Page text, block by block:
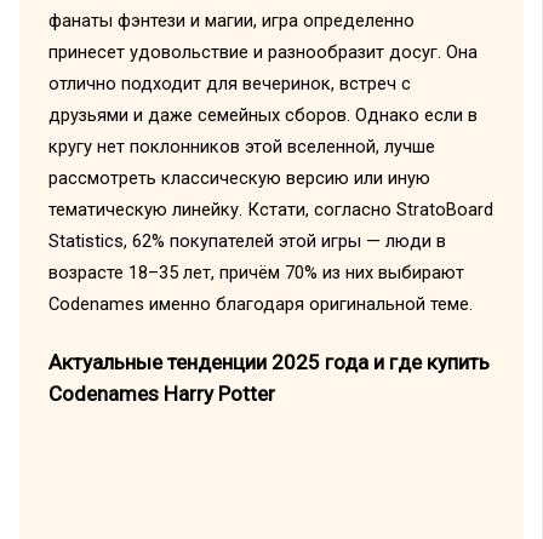
фанаты фэнтези и магии, игра определенно
принесет удовольствие и разнообразит досуг. Она
отлично подходит для вечеринок, встреч с
друзьями и даже семейных сборов. Однако если в
кругу нет поклонников этой вселенной, лучше
рассмотреть классическую версию или иную
тематическую линейку. Кстати, согласно StratoBoard
Statistics, 62% покупателей этой игры — люди в
возрасте 18–35 лет, причём 70% из них выбирают
Codenames именно благодаря оригинальной теме.
Актуальные тенденции 2025 года и где купить
Codenames Harry Potter